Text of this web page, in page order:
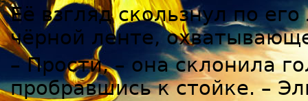
Её взгляд скользнул по
чёрной ленте,
– Прости, – она склонила
пробравшись к стойке. –